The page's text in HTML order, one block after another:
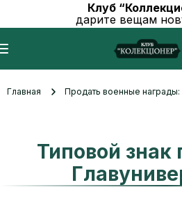
Клуб
дарите вещам
Главная Продать военные награды:
Типовой знак